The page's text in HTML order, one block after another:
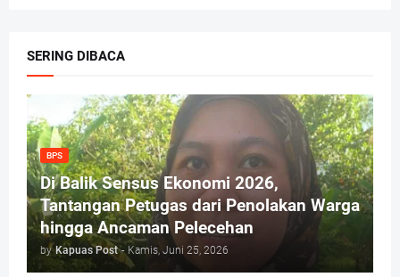
SERING DIBACA
BPS
Di Balik Sensus Ekonomi 2026,
Tantangan Petugas dari Penolakan Warga
hingga Ancaman Pelecehan
by Kapuas Post - Kamis, Juni 25, 2026